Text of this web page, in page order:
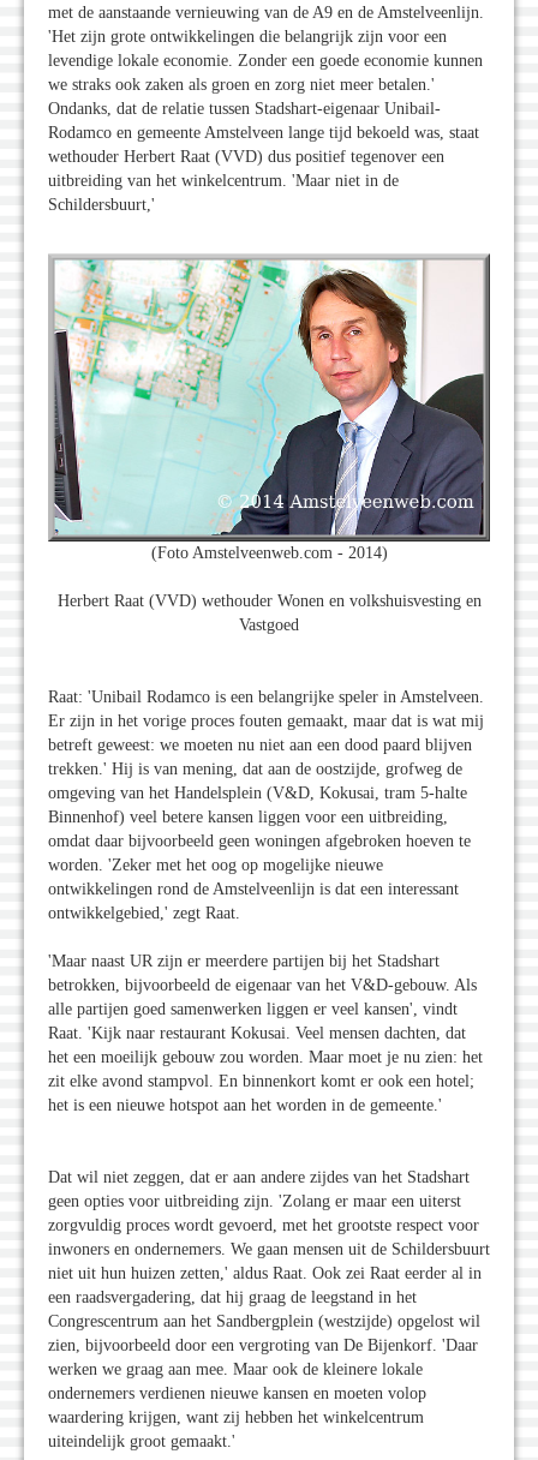
met de aanstaande vernieuwing van de A9 en de Amstelveenlijn.
'Het zijn grote ontwikkelingen die belangrijk zijn voor een
levendige lokale economie. Zonder een goede economie kunnen
we straks ook zaken als groen en zorg niet meer betalen.'
Ondanks, dat de relatie tussen Stadshart-eigenaar Unibail-
Rodamco en gemeente Amstelveen lange tijd bekoeld was, staat
wethouder Herbert Raat (VVD) dus positief tegenover een
uitbreiding van het winkelcentrum. 'Maar niet in de
Schildersbuurt,'
(Foto Amstelveenweb.com - 2014)
Herbert Raat (VVD) wethouder Wonen en volkshuisvesting en
Vastgoed
Raat: 'Unibail Rodamco is een belangrijke speler in Amstelveen.
Er zijn in het vorige proces fouten gemaakt, maar dat is wat mij
betreft geweest: we moeten nu niet aan een dood paard blijven
trekken.' Hij is van mening, dat aan de oostzijde, grofweg de
omgeving van het Handelsplein (V&D, Kokusai, tram 5-halte
Binnenhof) veel betere kansen liggen voor een uitbreiding,
omdat daar bijvoorbeeld geen woningen afgebroken hoeven te
worden. 'Zeker met het oog op mogelijke nieuwe
ontwikkelingen rond de Amstelveenlijn is dat een interessant
ontwikkelgebied,' zegt Raat.
'Maar naast UR zijn er meerdere partijen bij het Stadshart
betrokken, bijvoorbeeld de eigenaar van het V&D-gebouw. Als
alle partijen goed samenwerken liggen er veel kansen', vindt
Raat. 'Kijk naar restaurant Kokusai. Veel mensen dachten, dat
het een moeilijk gebouw zou worden. Maar moet je nu zien: het
zit elke avond stampvol. En binnenkort komt er ook een hotel;
het is een nieuwe hotspot aan het worden in de gemeente.'
Dat wil niet zeggen, dat er aan andere zijdes van het Stadshart
geen opties voor uitbreiding zijn. 'Zolang er maar een uiterst
zorgvuldig proces wordt gevoerd, met het grootste respect voor
inwoners en ondernemers. We gaan mensen uit de Schildersbuurt
niet uit hun huizen zetten,' aldus Raat. Ook zei Raat eerder al in
een raadsvergadering, dat hij graag de leegstand in het
Congrescentrum aan het Sandbergplein (westzijde) opgelost wil
zien, bijvoorbeeld door een vergroting van De Bijenkorf. 'Daar
werken we graag aan mee. Maar ook de kleinere lokale
ondernemers verdienen nieuwe kansen en moeten volop
waardering krijgen, want zij hebben het winkelcentrum
uiteindelijk groot gemaakt.'